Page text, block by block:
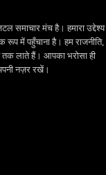
समाचार मंच है। हमारा उद्देश्य
में पहुँचाना है। हम राजनीति,
लाते हैं। आपका भरोसा ही
नज़र रखें।